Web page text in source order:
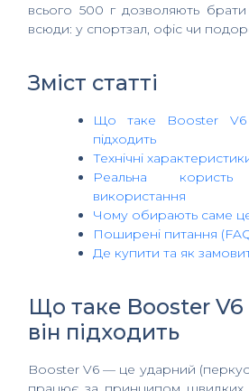
всього 500 г дозволяють
всюди: у спортзал, офіс чи
Зміст статті
Що таке Booster
підходить
Технічні
Реальна
використання
Чому обирають саме
Поширені питання
Де купити та як
Що таке Booster V6
він підходить
Booster V6 — це ударний